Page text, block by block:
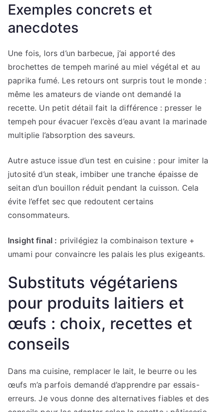
Exemples concrets et
anecdotes
Une fois, lors d’un barbecue, j’ai apporté des
brochettes de tempeh mariné au miel végétal et au
paprika fumé. Les retours ont surpris tout le monde :
même les amateurs de viande ont demandé la
recette. Un petit détail fait la différence : presser le
tempeh pour évacuer l’excès d’eau avant la marinade
multiplie l’absorption des saveurs.
Autre astuce issue d’un test en cuisine : pour imiter la
jutosité d’un steak, imbiber une tranche épaisse de
seitan d’un bouillon réduit pendant la cuisson. Cela
évite l’effet sec que redoutent certains
consommateurs.
Insight final : privilégiez la combinaison texture +
umami pour convaincre les palais les plus exigeants.
Substituts végétariens
pour produits laitiers et
œufs : choix, recettes et
conseils
Dans ma cuisine, remplacer le lait, le beurre ou les
œufs m’a parfois demandé d’apprendre par essais-
erreurs. Je vous donne des alternatives fiables et des